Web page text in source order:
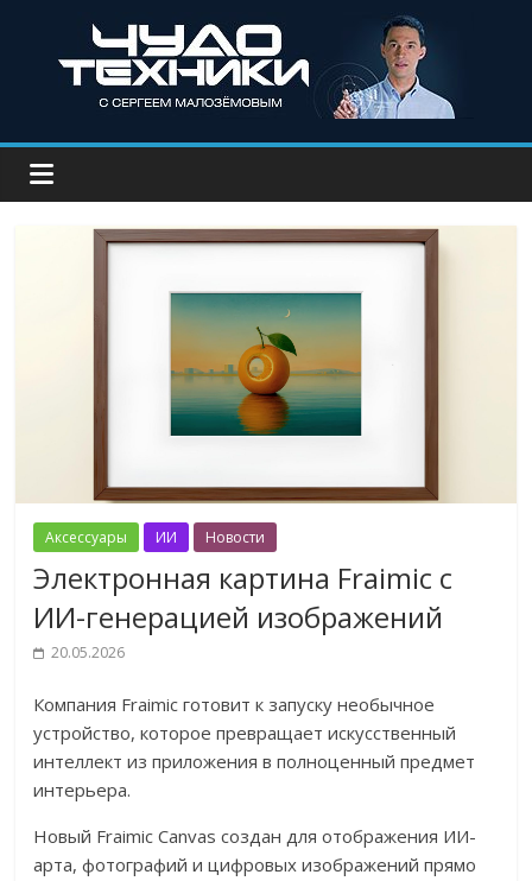
Аксессуары ИИ Новости
Электронная картина Fraimic с
ИИ-генерацией изображений
20.05.2026
Компания Fraimic готовит к запуску необычное
устройство, которое превращает искусственный
интеллект из приложения в полноценный предмет
интерьера.
Новый Fraimic Canvas создан для отображения ИИ-
арта, фотографий и цифровых изображений прямо